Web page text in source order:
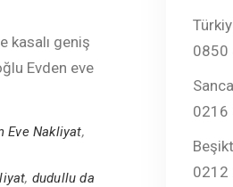
kasalı geniş
Evden eve
Eve Nakliyat,
, dudullu da
0850
0216
0212